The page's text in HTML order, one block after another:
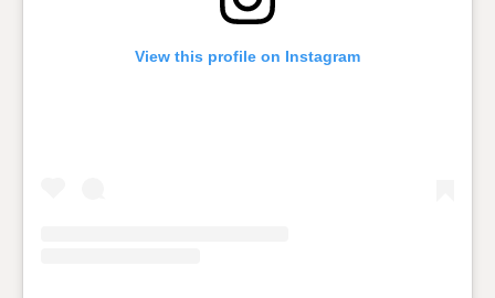
View this profile on Instagram